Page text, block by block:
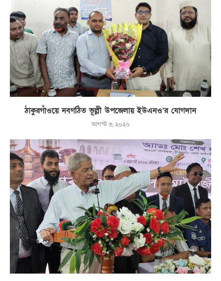
ঠাকুরগাঁওয়ে নবগঠিত ভূল্লী উপজেলায় ইউএনও’র যোগদান
আগস্ট ৩, ২০২৬